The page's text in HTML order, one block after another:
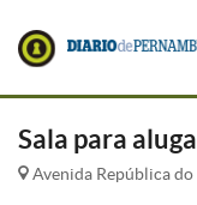
Sala para
Avenida República do